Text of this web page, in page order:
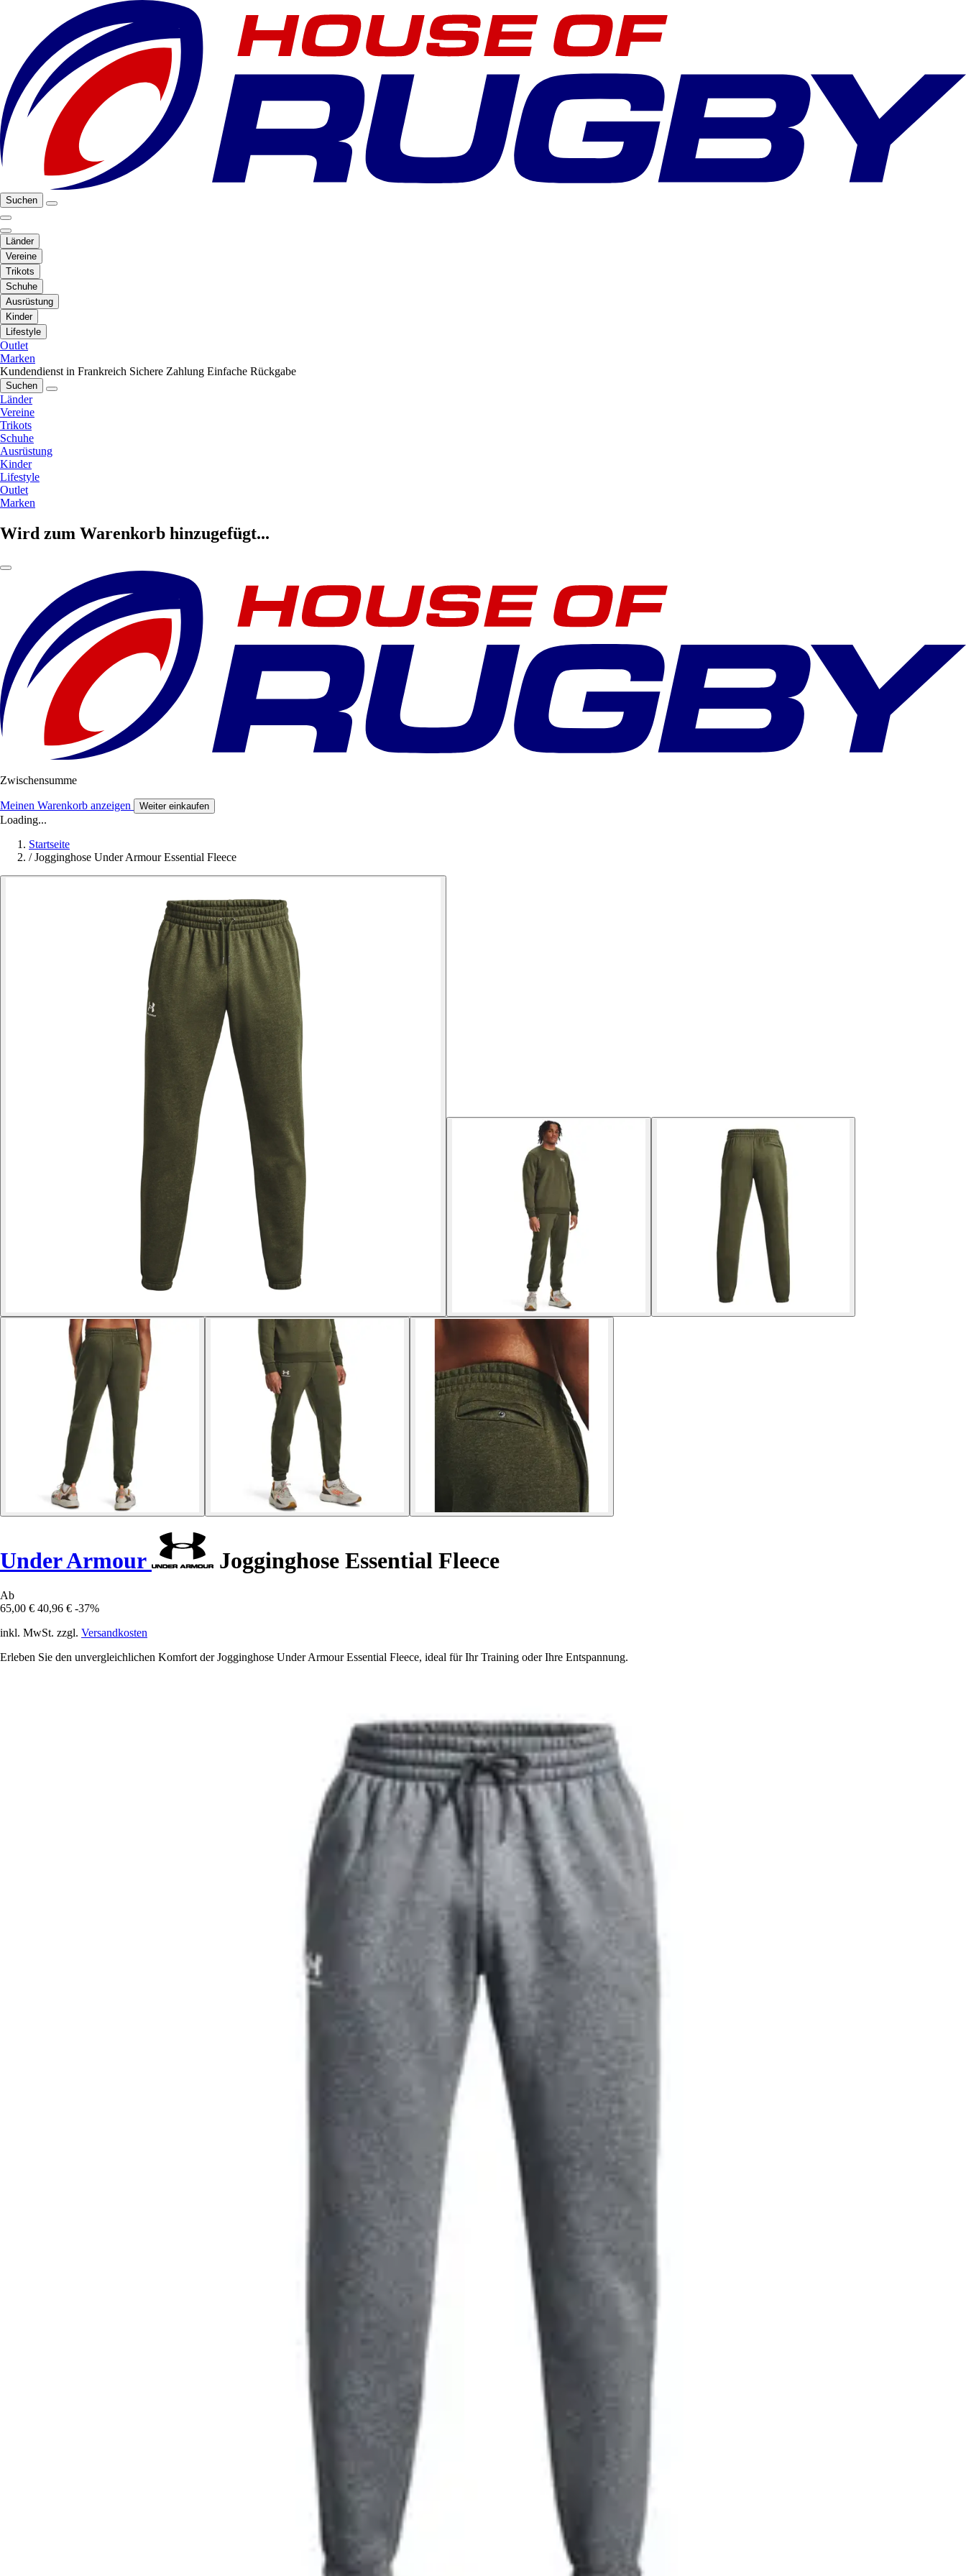
Suchen
Länder
Vereine
Trikots
Schuhe
Ausrüstung
Kinder
Lifestyle
Outlet
Marken
Kundendienst in Frankreich Sichere Zahlung Einfache Rückgabe
Suchen
Länder
Vereine
Trikots
Schuhe
Ausrüstung
Kinder
Lifestyle
Outlet
Marken
Wird zum Warenkorb hinzugefügt...
Zwischensumme
Meinen Warenkorb anzeigen Weiter einkaufen
Loading...
Startseite
/ Jogginghose Under Armour Essential Fleece
Under Armour Jogginghose Essential Fleece
Ab
65,00 € 40,96 € -37%
inkl. MwSt. zzgl. Versandkosten
Erleben Sie den unvergleichlichen Komfort der Jogginghose Under Armour Essential Fleece, ideal für Ihr Training oder Ihre Entspannung.